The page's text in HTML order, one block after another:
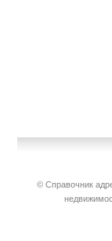
© Справочник